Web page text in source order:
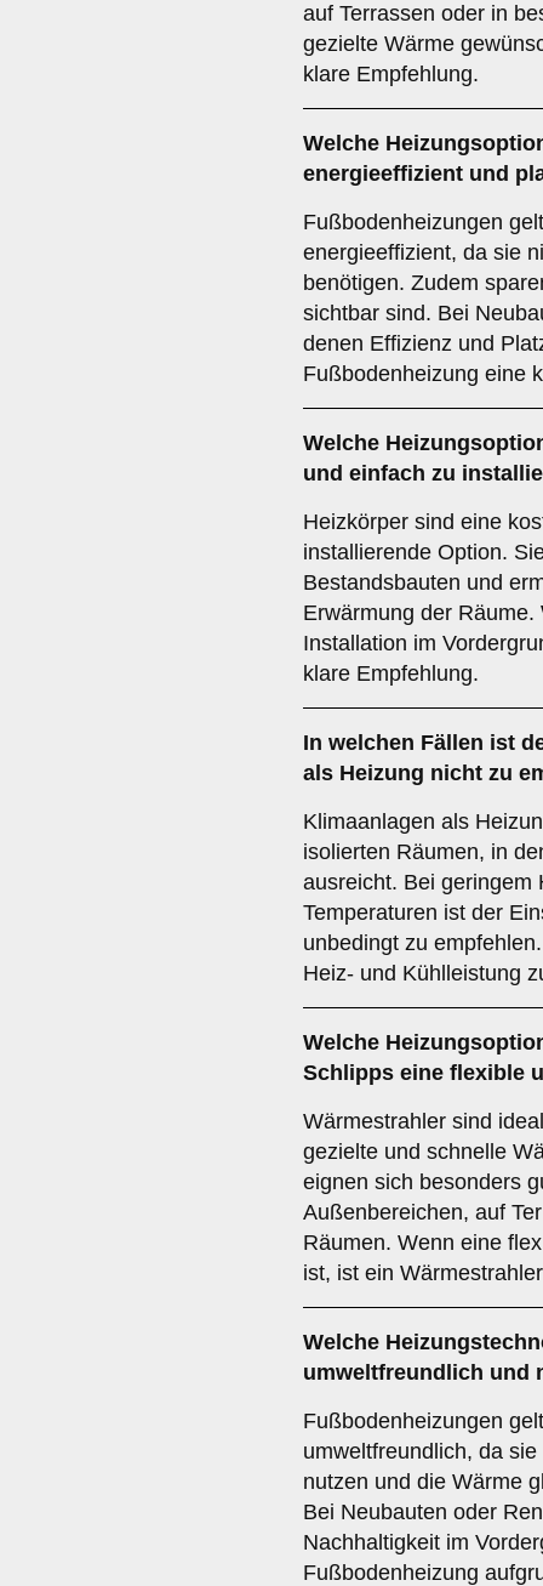
auf Terrassen oder in
gezielte Wärme
klare Empfehlung.
Welche
energieeffizient und
Fußbodenheizungen
energieeffizient, da sie
benötigen. Zudem
sichtbar sind. Bei
denen Effizienz und
Fußbodenheizung eine
Welche
und einfach zu
Heizkörper sind eine
installierende Option.
Bestandsbauten und
Erwärmung der
Installation im
klare Empfehlung.
In welchen Fällen ist
als Heizung nicht zu
Klimaanlagen als
isolierten Räumen, in
ausreicht. Bei geringem
Temperaturen ist der
unbedingt zu
Heiz- und Kühlleistung
Welche
Schlipps eine flexible
Wärmestrahler sind
gezielte und schnelle
eignen sich besonders
Außenbereichen, auf
Räumen. Wenn eine
ist, ist ein
Welche
umweltfreundlich und
Fußbodenheizungen
umweltfreundlich, da
nutzen und die Wärme
Bei Neubauten oder
Nachhaltigkeit im
Fußbodenheizung